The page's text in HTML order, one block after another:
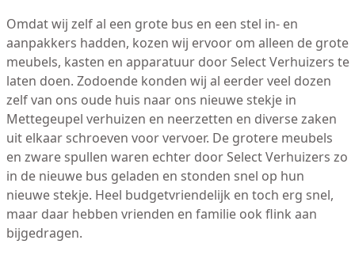
Omdat wij zelf al een grote bus en een stel in- en
aanpakkers hadden, kozen wij ervoor om alleen de grote
meubels, kasten en apparatuur door Select Verhuizers te
laten doen. Zodoende konden wij al eerder veel dozen
zelf van ons oude huis naar ons nieuwe stekje in
Mettegeupel verhuizen en neerzetten en diverse zaken
uit elkaar schroeven voor vervoer. De grotere meubels
en zware spullen waren echter door Select Verhuizers zo
in de nieuwe bus geladen en stonden snel op hun
nieuwe stekje. Heel budgetvriendelijk en toch erg snel,
maar daar hebben vrienden en familie ook flink aan
bijgedragen.